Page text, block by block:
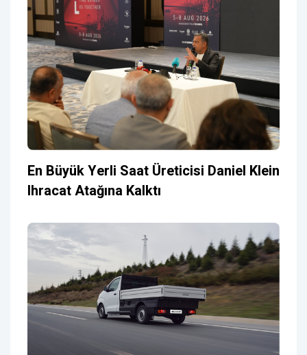
En Büyük Yerli Saat Üreticisi Daniel Klein
Ihracat Atağına Kalktı